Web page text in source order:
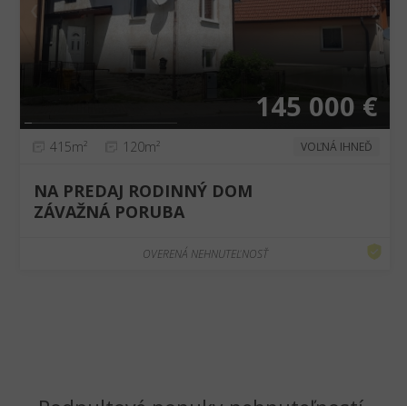
❯
145 000 €
415m² 120m² VOĽNÁ IHNEĎ
NA PREDAJ RODINNÝ DOM
ZÁVAŽNÁ PORUBA
OVERENÁ NEHNUTEĽNOSŤ